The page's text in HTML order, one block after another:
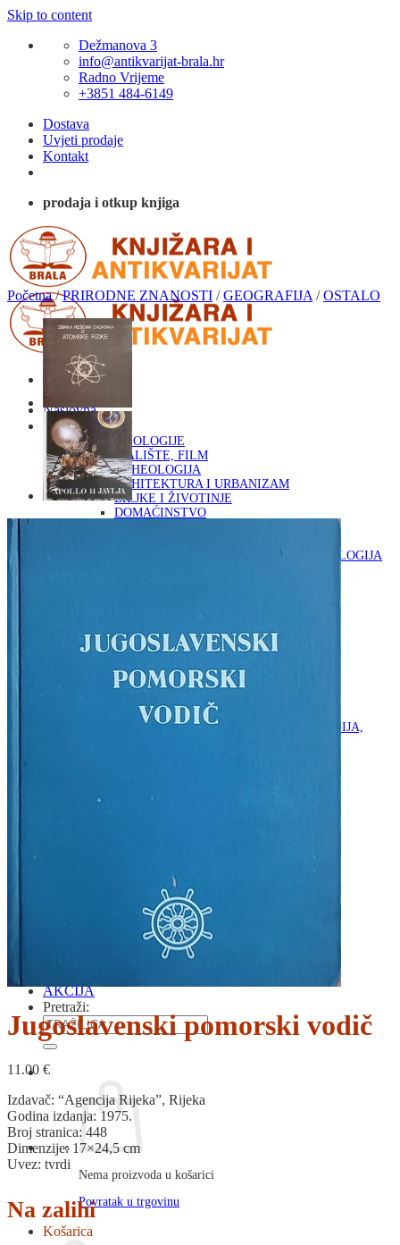
Skip to content
Dežmanova 3
info@antikvarijat-brala.hr
Radno Vrijeme
+3851 484-6149
Dostava
Uvjeti prodaje
Kontakt
prodaja i otkup knjiga
Naslovna
KNJIGE
OD ARHEOLOGIJE
DO KAZALIŠTE, FILM
ARHEOLOGIJA
ARHITEKTURA I URBANIZAM
BILJKE I ŽIVOTINJE
DOMAĆINSTVO
FILOZOFIJA, SOCIOLOGIJA, ANTROPOLOGIJA
KNJIŽEVNOST
LIKOVNA UMJETNOST
LJEKOVITO BILJE I ZDRAVLJE
MITOLOGIJA
POVIJEST I PUBLICISTIKA
PRIRODNE ZNANOSTI
PSIHOLOGIJA, POPULARNA PSIHOLOGIJA,
DO ZEMLJOVIDA
TEORIJA I POVIJEST KNJIŽEVNOSTI
VEDUTE
ZAGREB
ZEMLJOVIDI
AKCIJA
Pretraži:
Nema proizvoda u košarici
Povratak u trgovinu
Košarica
Početna / PRIRODNE ZNANOSTI / GEOGRAFIJA / OSTALO
Jugoslavenski pomorski vodič
11.00 €
Izdavač: “Agencija Rijeka”, Rijeka
Godina izdanja: 1975.
Broj stranica: 448
Dimenzije: 17×24,5 cm
Uvez: tvrdi
Na zalihi